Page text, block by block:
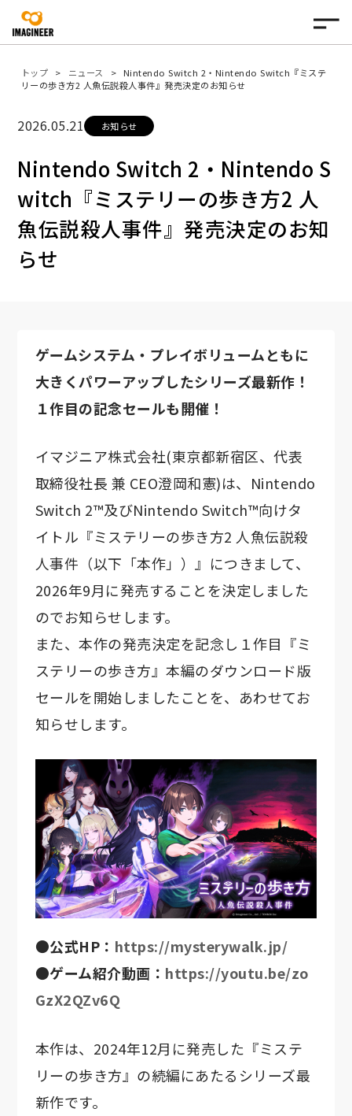
トップ ニュース
Nintendo Switch 2・Nintendo Switch『ミステ
リーの歩き方2 人魚伝説殺人事件』発売決定のお知らせ
2026.05.21 お知らせ
Nintendo Switch 2・Nintendo S
witch『ミステリーの歩き方2 人
魚伝説殺人事件』発売決定のお知
らせ
ゲームシステム・プレイボリュームともに
大きくパワーアップしたシリーズ最新作！
１作目の記念セールも開催！
イマジニア株式会社(東京都新宿区、代表
取締役社長 兼 CEO澄岡和憲)は、Nintendo
Switch 2™及びNintendo Switch™向けタ
イトル『ミステリーの歩き方2 人魚伝説殺
人事件（以下「本作」）』につきまして、
2026年9月に発売することを決定しました
のでお知らせします。
また、本作の発売決定を記念し１作目『ミ
ステリーの歩き方』本編のダウンロード版
セールを開始しましたことを、あわせてお
知らせします。
●公式HP： https://mysterywalk.jp/
●ゲーム紹介動画： https://youtu.be/zo
GzX2QZv6Q
本作は、2024年12月に発売した『ミステ
リーの歩き方』の続編にあたるシリーズ最
新作です。